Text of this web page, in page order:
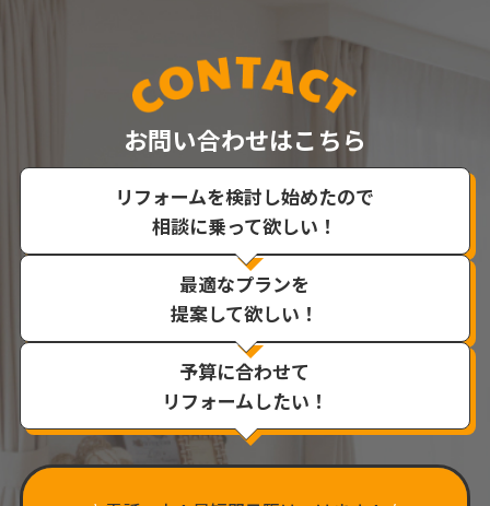
お問い合わせはこちら
リフォームを検討し始めたので
相談に乗って欲しい！
最適なプランを
提案して欲しい！
予算に合わせて
リフォームしたい！